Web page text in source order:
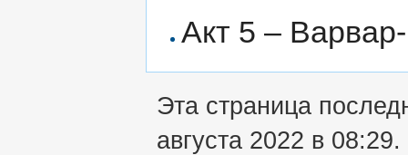
Акт 5 –
Эта страница
августа 2022 в 08:29.